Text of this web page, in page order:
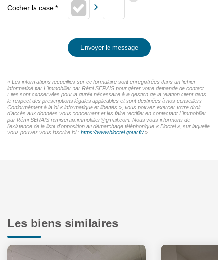
Envoyer le message
« Les informations recueillies sur ce formulaire sont enregistrées dans un fichier
informatisé par L'immobilier par Rémi SERAIS pour gérer votre demande de contact.
Elles sont conservées pour la durée nécessaire à la gestion de la relation client dans
le respect des prescriptions légales applicables et sont destinées à nos conseillers
Conformément à la loi « informatique et libertés », vous pouvez exercer votre droit
d'accès aux données vous concernant et les faire rectifier en contactant L'immobilier
par Rémi SERAIS remiserais.immobilier@gmail.com. Nous vous informons de
l'existence de la liste d'opposition au démarchage téléphonique « Bloctel », sur laquelle
vous pouvez vous inscrire ici : https://www.bloctel.gouv.fr/»
Les biens similaires